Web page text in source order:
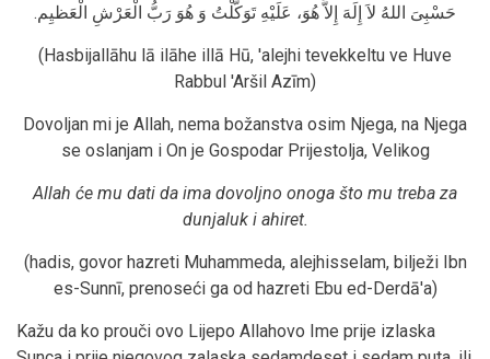
حَسْبِىَ اللهُ لاَ إِلَهَ إِلاَّ هُوَ، عَلَيْهِ تَوَكَّلْتُ وَ هُوَ رَبُّ الْعَرْشِ الْعَظيِم.
(Hasbijallāhu lā ilāhe illā Hū, 'alejhi tevekkeltu ve Huve
Rabbul 'Aršil Azīm)
Dovoljan mi je Allah, nema božanstva osim Njega, na Njega
se oslanjam i On je Gospodar Prijestolja, Velikog
Allah će mu dati da ima dovoljno onoga što mu treba za
dunjaluk i ahiret.
(hadis, govor hazreti Muhammeda, alejhisselam, bilježi Ibn
es-Sunnī, prenoseći ga od hazreti Ebu ed-Derdā'a)
Kažu da ko prouči ovo Lijepo Allahovo Ime prije izlaska